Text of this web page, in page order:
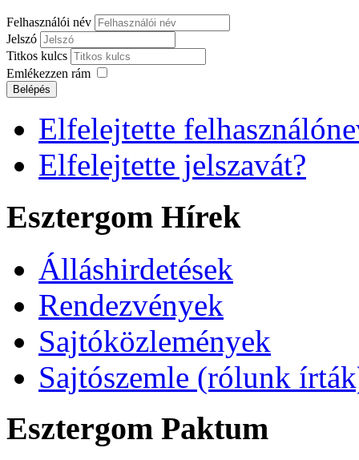
Felhasználói név
Jelszó
Titkos kulcs
Emlékezzen rám
Belépés
Elfelejtette
Elfelejtette jelszavát?
Esztergom Hírek
Álláshirdetések
Rendezvények
Sajtóközlemények
Sajtószemle (rólunk
Esztergom Paktum